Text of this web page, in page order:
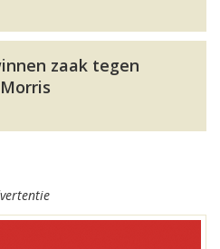
zaak tegen